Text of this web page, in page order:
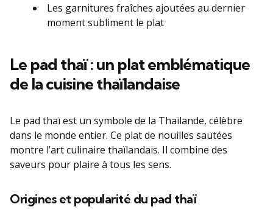
Les garnitures fraîches ajoutées au dernier
moment subliment le plat
Le pad thaï : un plat emblématique
de la cuisine thaïlandaise
Le pad thaï est un symbole de la Thaïlande, célèbre
dans le monde entier. Ce plat de nouilles sautées
montre l’art culinaire thaïlandais. Il combine des
saveurs pour plaire à tous les sens.
Origines et popularité du pad thaï